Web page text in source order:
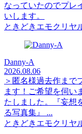
なっていたのでプレ
いします。
ときどきエモクリヤ
Danny-A
2026.08.06
＞匿名様過去作まで
ます！ご希望を伺い
たしました。『妄想
る写真集』 ...
ときどきエモクリヤ